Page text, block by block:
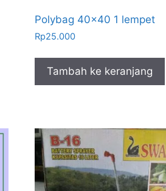
Polybag 40×40 1 lempet
Rp25.000
Tambah ke keranjang